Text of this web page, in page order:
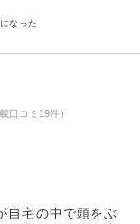
なった
口コミ19件）
自宅の中で頭をぶ